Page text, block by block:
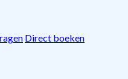
Direct boeken